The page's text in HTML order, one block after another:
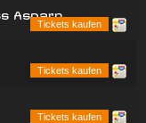
Asparn
Tickets kaufen
Tickets kaufen
Tickets kaufen